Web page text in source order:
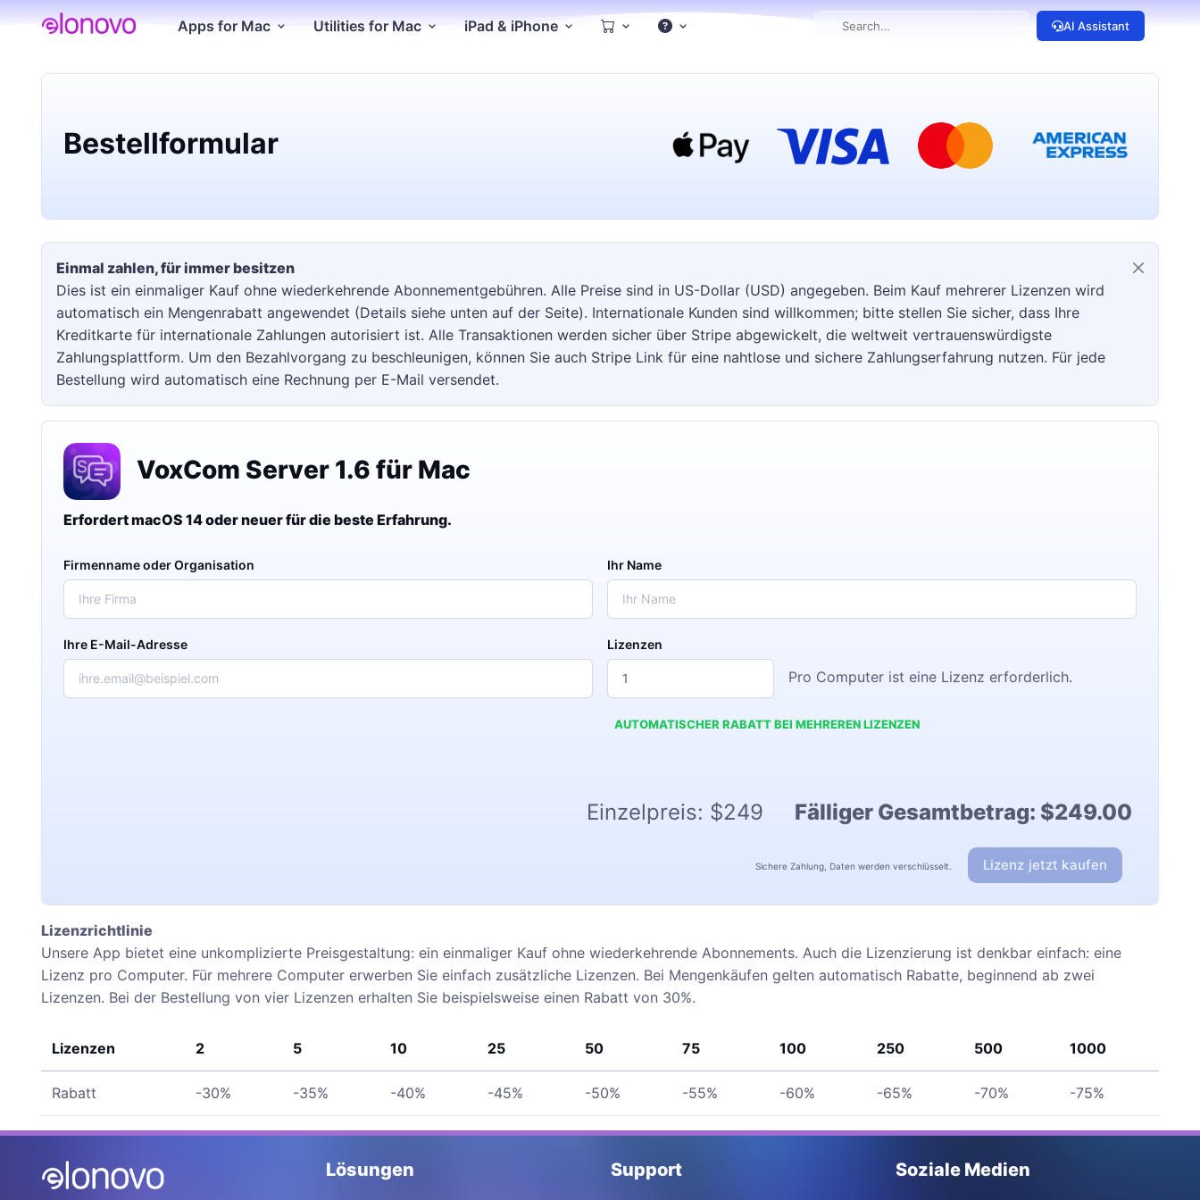
Apps for Mac Utilities for Mac iPad & iPhone AI Assistant
Bestellformular
Einmal zahlen, für immer besitzen
Dies ist ein einmaliger Kauf ohne wiederkehrende Abonnementgebühren. Alle Preise sind in US-Dollar (USD) angegeben. Beim Kauf mehrerer Lizenzen wird
automatisch ein Mengenrabatt angewendet (Details siehe unten auf der Seite). Internationale Kunden sind willkommen; bitte stellen Sie sicher, dass Ihre
Kreditkarte für internationale Zahlungen autorisiert ist. Alle Transaktionen werden sicher über Stripe abgewickelt, die weltweit vertrauenswürdigste
Zahlungsplattform. Um den Bezahlvorgang zu beschleunigen, können Sie auch Stripe Link für eine nahtlose und sichere Zahlungserfahrung nutzen. Für jede
Bestellung wird automatisch eine Rechnung per E-Mail versendet.
VoxCom Server 1.6 für Mac
Erfordert macOS 14 oder neuer für die beste Erfahrung.
Firmenname oder Organisation Ihr Name
Ihre E-Mail-Adresse Lizenzen
Pro Computer ist eine Lizenz erforderlich.
AUTOMATISCHER RABATT BEI MEHREREN LIZENZEN
Einzelpreis: $249 Fälliger Gesamtbetrag: $249.00
Sichere Zahlung, Daten werden verschlüsselt. Lizenz jetzt kaufen
Lizenzrichtlinie
Unsere App bietet eine unkomplizierte Preisgestaltung: ein einmaliger Kauf ohne wiederkehrende Abonnements. Auch die Lizenzierung ist denkbar einfach: eine
Lizenz pro Computer. Für mehrere Computer erwerben Sie einfach zusätzliche Lizenzen. Bei Mengenkäufen gelten automatisch Rabatte, beginnend ab zwei
Lizenzen. Bei der Bestellung von vier Lizenzen erhalten Sie beispielsweise einen Rabatt von 30%.
Lizenzen 2 5 10 25 50 75 100 250 500 1000
Rabatt -30% -35% -40% -45% -50% -55% -60% -65% -70% -75%
Lösungen Support Soziale Medien